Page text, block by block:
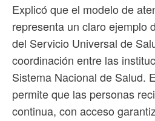
Explicó que el modelo de
representa un claro ejemplo
del Servicio Universal de
coordinación entre las
Sistema Nacional de Salud.
permite que las personas
continua, con acceso